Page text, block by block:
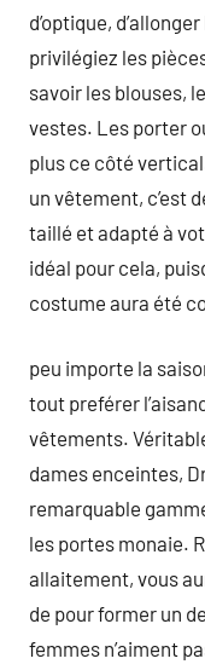
d’optique,
privilégiez les
savoir les blouses,
vestes. Les porter
plus ce côté
un vêtement, c’est
taillé et adapté à
idéal pour cela,
costume aura été
peu importe la
tout preférer
vêtements.
dames enceintes,
remarquable
les portes monaie.
allaitement, vous
de pour former un
femmes n’aiment